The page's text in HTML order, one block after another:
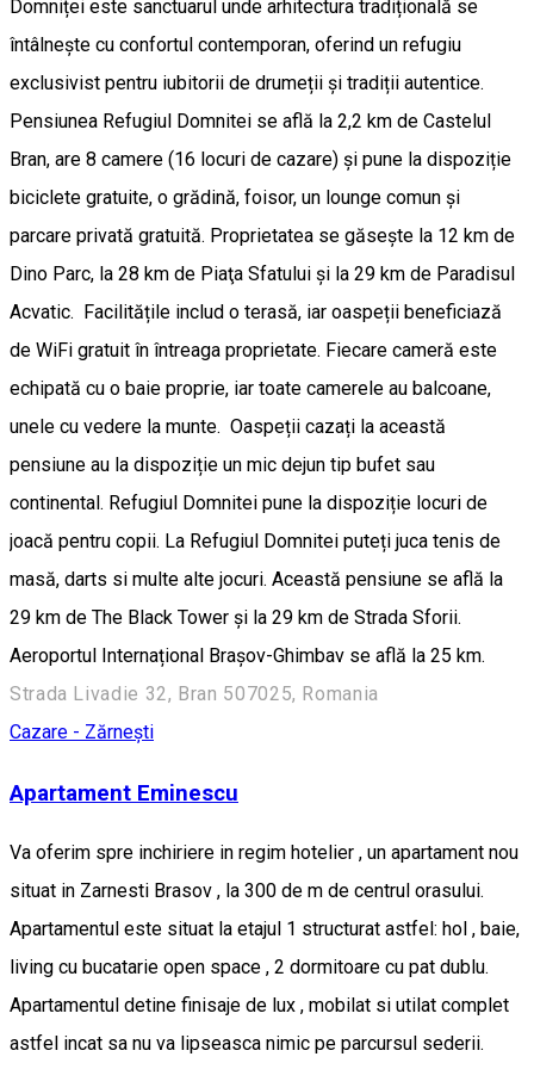
Domniței este sanctuarul unde arhitectura tradițională se
întâlnește cu confortul contemporan, oferind un refugiu
exclusivist pentru iubitorii de drumeții și tradiții autentice.
Pensiunea Refugiul Domnitei se află la 2,2 km de Castelul
Bran, are 8 camere (16 locuri de cazare) și pune la dispoziție
biciclete gratuite, o grădină, foisor, un lounge comun și
parcare privată gratuită. Proprietatea se găsește la 12 km de
Dino Parc, la 28 km de Piaţa Sfatului și la 29 km de Paradisul
Acvatic. Facilitățile includ o terasă, iar oaspeții beneficiază
de WiFi gratuit în întreaga proprietate. Fiecare cameră este
echipată cu o baie proprie, iar toate camerele au balcoane,
unele cu vedere la munte. Oaspeții cazați la această
pensiune au la dispoziție un mic dejun tip bufet sau
continental. Refugiul Domnitei pune la dispoziție locuri de
joacă pentru copii. La Refugiul Domnitei puteți juca tenis de
masă, darts si multe alte jocuri. Această pensiune se află la
29 km de The Black Tower și la 29 km de Strada Sforii.
Aeroportul Internațional Brașov-Ghimbav se află la 25 km.
Strada Livadie 32, Bran 507025, Romania
Cazare - Zărnești
Apartament Eminescu
Va oferim spre inchiriere in regim hotelier , un apartament nou
situat in Zarnesti Brasov , la 300 de m de centrul orasului.
Apartamentul este situat la etajul 1 structurat astfel: hol , baie,
living cu bucatarie open space , 2 dormitoare cu pat dublu.
Apartamentul detine finisaje de lux , mobilat si utilat complet
astfel incat sa nu va lipseasca nimic pe parcursul sederii.